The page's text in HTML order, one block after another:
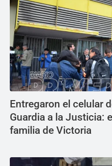
Entregaron el celular
Guardia a la Justicia:
familia de Victoria